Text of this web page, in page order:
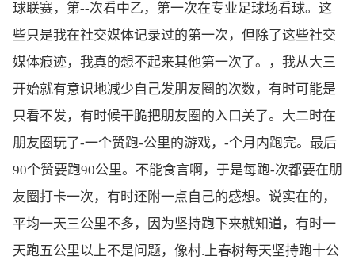
球联赛，第--次看中乙，第一次在专业足球场看球。这
些只是我在社交媒体记录过的第一次，但除了这些社交
媒体痕迹，我真的想不起来其他第一次了。，我从大三
开始就有意识地减少自己发朋友圈的次数，有时可能是
只看不发，有时候干脆把朋友圈的入口关了。大二时在
朋友圈玩了-一个赞跑-公里的游戏，-个月内跑完。最后
90个赞要跑90公里。不能食言啊，于是每跑-次都要在朋
友圈打卡一次，有时还附一点自己的感想。说实在的，
平均一天三公里不多，因为坚持跑下来就知道，有时一
天跑五公里以上不是问题，像村.上春树每天坚持跑十公